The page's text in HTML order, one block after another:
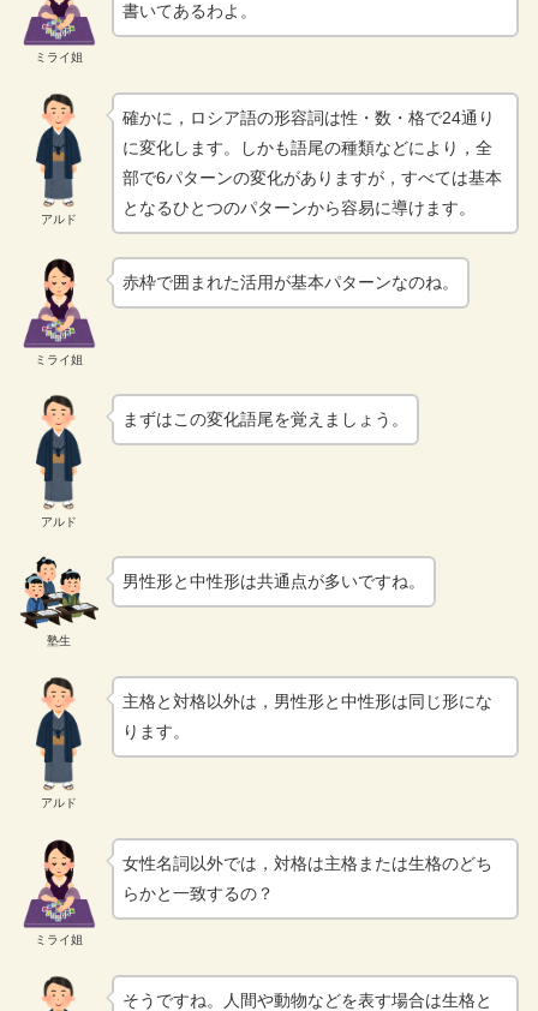
ミライ姐
書いてあるわよ。
アルド
確かに，ロシア語の形容詞は性・数・格で24通り
に変化します。しかも語尾の種類などにより，全
部で6パターンの変化がありますが，すべては基本
となるひとつのパターンから容易に導けます。
ミライ姐
赤枠で囲まれた活用が基本パターンなのね。
アルド
まずはこの変化語尾を覚えましょう。
塾生
男性形と中性形は共通点が多いですね。
アルド
主格と対格以外は，男性形と中性形は同じ形にな
ります。
ミライ姐
女性名詞以外では，対格は主格または生格のどち
らかと一致するの？
そうですね。人間や動物などを表す場合は生格と